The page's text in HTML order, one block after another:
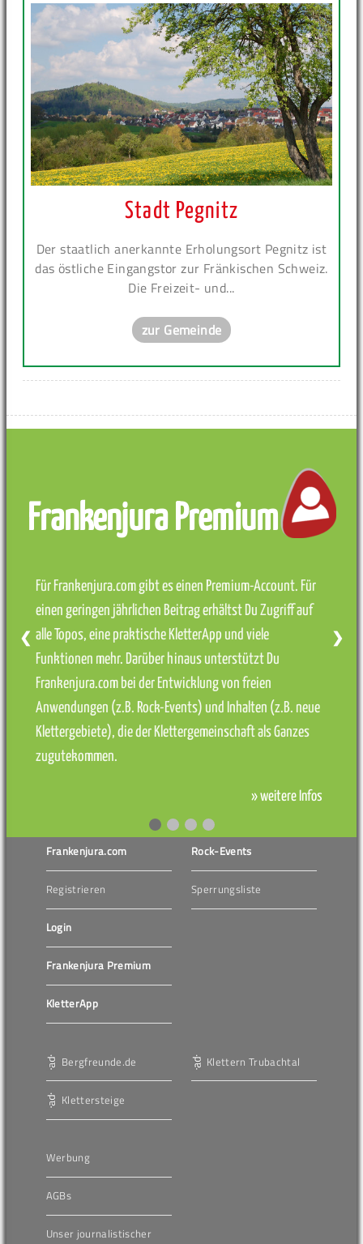
Stadt Pegnitz
Der staatlich anerkannte Erholungsort Pegnitz ist
das östliche Eingangstor zur Fränkischen Schweiz.
Die Freizeit- und...
zur Gemeinde
Frankenjura Premium
Für Frankenjura.com gibt es einen Premium-Account. Für
einen geringen jährlichen Beitrag erhältst Du Zugriff auf
alle Topos, eine praktische KletterApp und viele
Funktionen mehr. Darüber hinaus unterstützt Du
Frankenjura.com bei der Entwicklung von freien
Anwendungen (z.B. Rock-Events) und Inhalten (z.B. neue
Klettergebiete), die der Klettergemeinschaft als Ganzes
zugutekommen.
» weitere Infos
❮ ❯
Frankenjura.com
Registrieren
Login
Frankenjura Premium
KletterApp
Rock-Events
Sperrungsliste
Bergfreunde.de
Klettersteige
Klettern Trubachtal
Werbung
AGBs
Unser journalistischer